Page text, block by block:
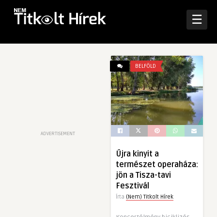
☰
ADVERTISEMENT
BELFÖLD
Újra kinyit a
természet operaháza:
jön a Tisza-tavi
Fesztivál
Írta (Nem) Titkolt Hírek